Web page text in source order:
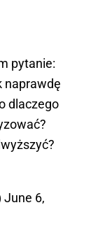
pytanie:
naprawdę
dlaczego
June 6,